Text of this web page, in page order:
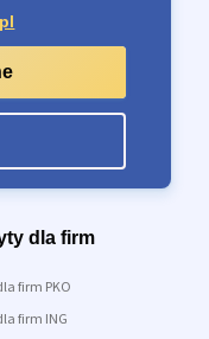
dla firm
firm PKO
firm ING